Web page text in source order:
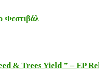
Φεστιβάλ
& Trees Yield ” – EP